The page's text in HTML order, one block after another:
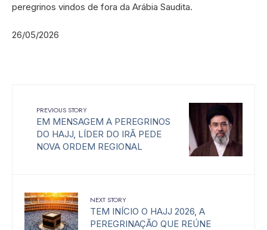
peregrinos vindos de fora da Arábia Saudita.
26/05/2026
PREVIOUS STORY
EM MENSAGEM A PEREGRINOS
DO HAJJ, LÍDER DO IRÃ PEDE
NOVA ORDEM REGIONAL
NEXT STORY
TEM INÍCIO O HAJJ 2026, A
PEREGRINAÇÃO QUE REÚNE